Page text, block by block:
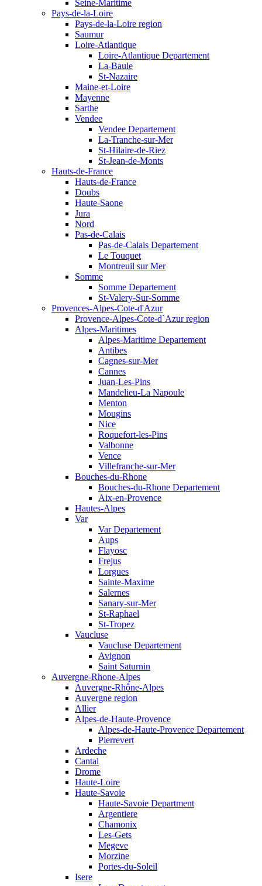
Seine-Maritime
Pays-de-la-Loire
Pays-de-la-Loire region
Saumur
Loire-Atlantique
Loire-Atlantique Departement
La-Baule
St-Nazaire
Maine-et-Loire
Mayenne
Sarthe
Vendee
Vendee Departement
La-Tranche-sur-Mer
St-Hilaire-de-Riez
St-Jean-de-Monts
Hauts-de-France
Hauts-de-France
Doubs
Haute-Saone
Jura
Nord
Pas-de-Calais
Pas-de-Calais Departement
Le Touquet
Montreuil sur Mer
Somme
Somme Departement
St-Valery-Sur-Somme
Provences-Alpes-Cote-d'Azur
Provence-Alpes-Cote-d`Azur region
Alpes-Maritimes
Alpes-Maritime Departement
Antibes
Cagnes-sur-Mer
Cannes
Juan-Les-Pins
Mandelieu-La Napoule
Menton
Mougins
Nice
Roquefort-les-Pins
Valbonne
Vence
Villefranche-sur-Mer
Bouches-du-Rhone
Bouches-du-Rhone Departement
Aix-en-Provence
Hautes-Alpes
Var
Var Departement
Aups
Flayosc
Frejus
Lorgues
Sainte-Maxime
Salernes
Sanary-sur-Mer
St-Raphael
St-Tropez
Vaucluse
Vaucluse Departement
Avignon
Saint Saturnin
Auvergne-Rhone-Alpes
Auvergne-Rhône-Alpes
Auvergne region
Allier
Alpes-de-Haute-Provence
Alpes-de-Haute-Provence Departement
Pierrevert
Ardeche
Cantal
Drome
Haute-Loire
Haute-Savoie
Haute-Savoie Department
Argentiere
Chamonix
Les-Gets
Megeve
Morzine
Portes-du-Soleil
Isere